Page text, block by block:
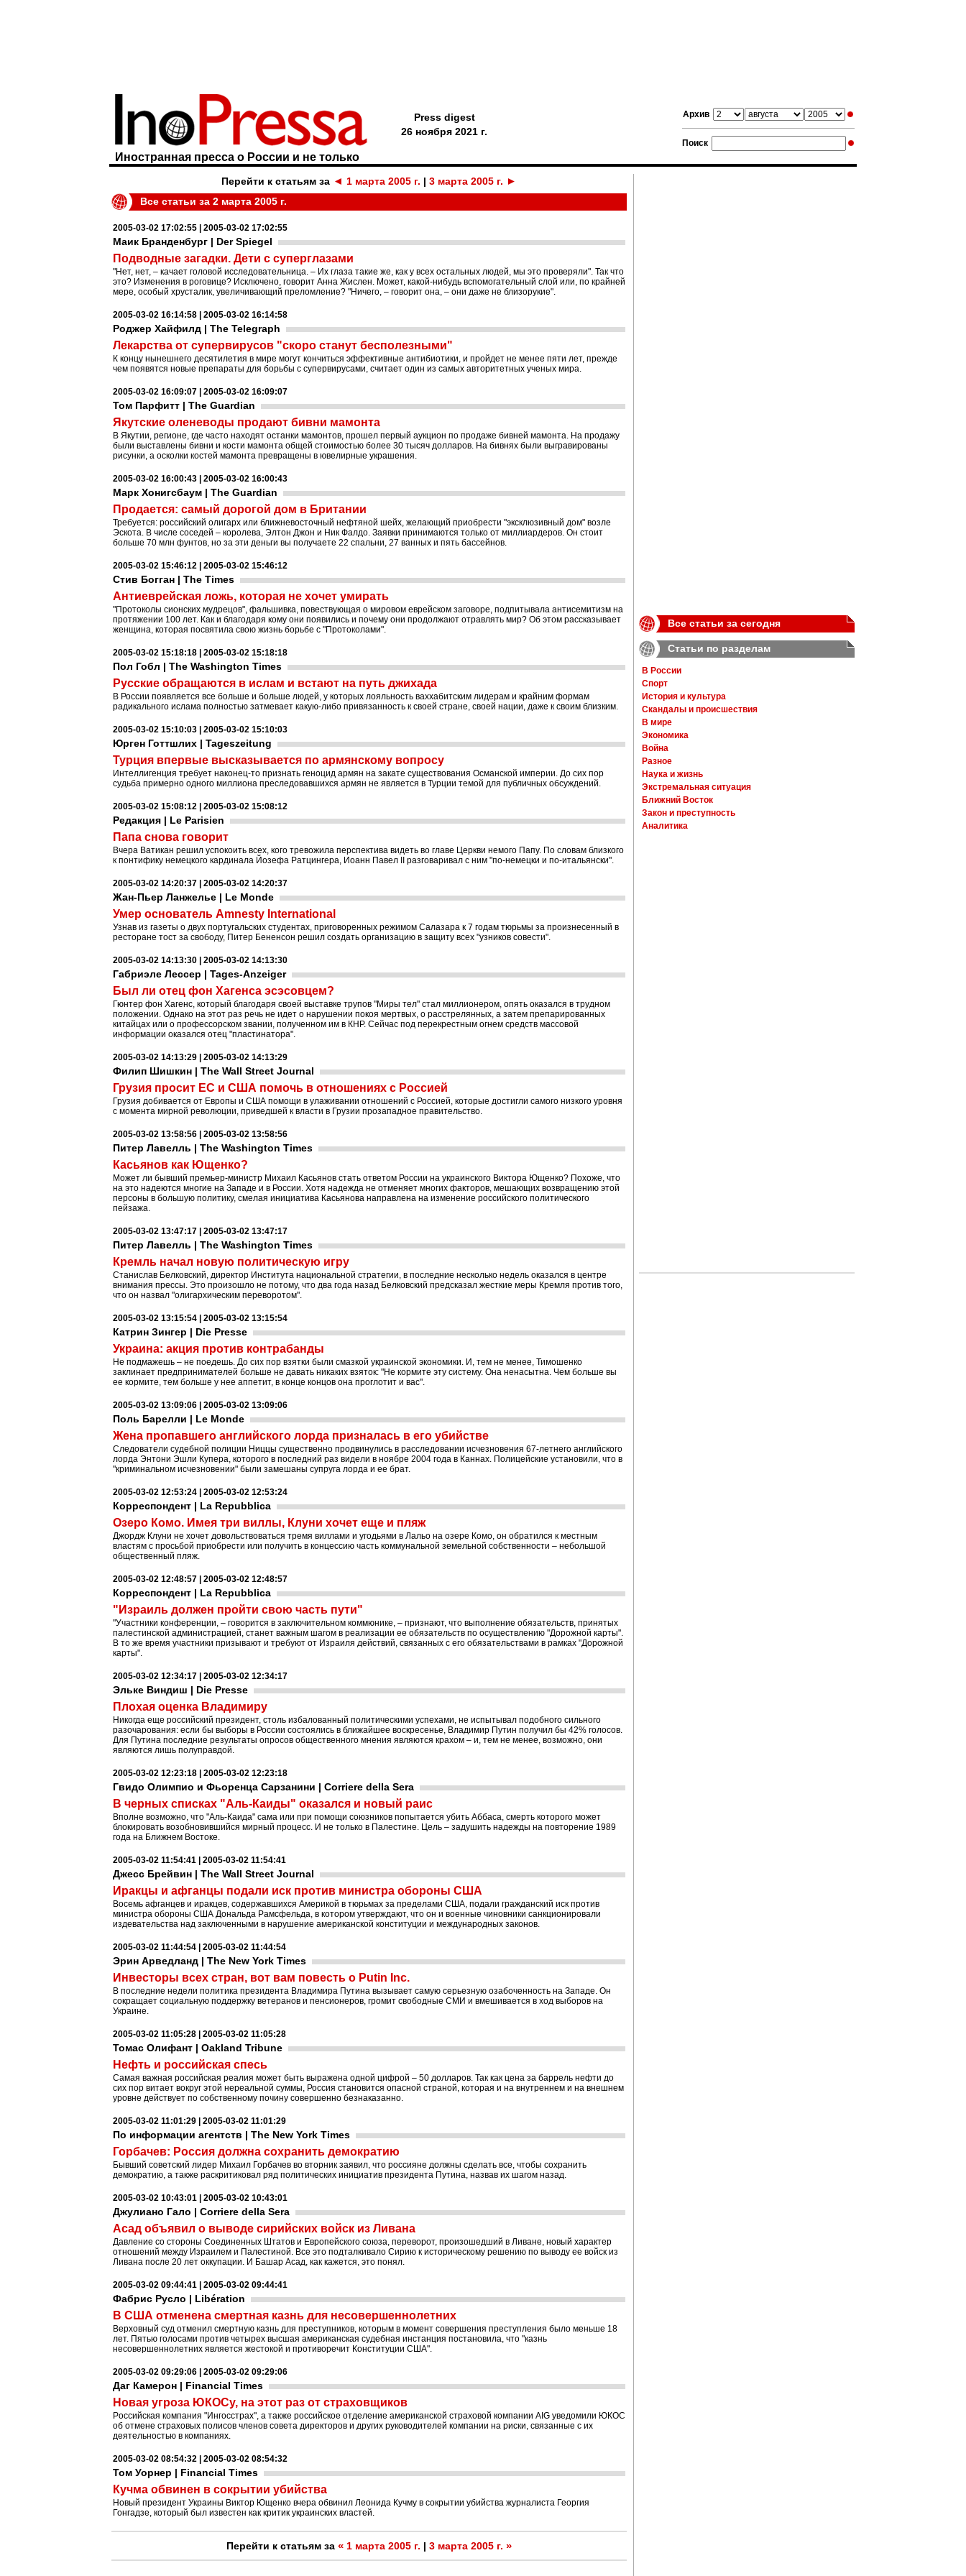
Архив
Поиск
Иностранная пресса о России и не только
Press digest
26 ноября 2021 г.
Перейти к статьям за ◄ 1 марта 2005 г. | 3 марта 2005 г. ►
Все статьи за 2 марта 2005 г.
2005-03-02 17:02:55 | 2005-03-02 17:02:55
Маик Бранденбург | Der Spiegel
Подводные загадки. Дети с суперглазами
"Нет, нет, – качает головой исследовательница. – Их глаза такие же, как у всех остальных людей, мы это проверяли". Так что
это? Изменения в роговице? Исключено, говорит Анна Жислен. Может, какой-нибудь вспомогательный слой или, по крайней
мере, особый хрусталик, увеличивающий преломление? "Ничего, – говорит она, – они даже не близорукие".
2005-03-02 16:14:58 | 2005-03-02 16:14:58
Роджер Хайфилд | The Telegraph
Лекарства от супервирусов "скоро станут бесполезными"
К концу нынешнего десятилетия в мире могут кончиться эффективные антибиотики, и пройдет не менее пяти лет, прежде
чем появятся новые препараты для борьбы с супервирусами, считает один из самых авторитетных ученых мира.
2005-03-02 16:09:07 | 2005-03-02 16:09:07
Том Парфитт | The Guardian
Якутские оленеводы продают бивни мамонта
В Якутии, регионе, где часто находят останки мамонтов, прошел первый аукцион по продаже бивней мамонта. На продажу
были выставлены бивни и кости мамонта общей стоимостью более 30 тысяч долларов. На бивнях были выгравированы
рисунки, а осколки костей мамонта превращены в ювелирные украшения.
2005-03-02 16:00:43 | 2005-03-02 16:00:43
Марк Хонигсбаум | The Guardian
Продается: самый дорогой дом в Британии
Требуется: российский олигарх или ближневосточный нефтяной шейх, желающий приобрести "эксклюзивный дом" возле
Эскота. В числе соседей – королева, Элтон Джон и Ник Фалдо. Заявки принимаются только от миллиардеров. Он стоит
больше 70 млн фунтов, но за эти деньги вы получаете 22 спальни, 27 ванных и пять бассейнов.
2005-03-02 15:46:12 | 2005-03-02 15:46:12
Стив Богган | The Times
Антиеврейская ложь, которая не хочет умирать
"Протоколы сионских мудрецов", фальшивка, повествующая о мировом еврейском заговоре, подпитывала антисемитизм на
протяжении 100 лет. Как и благодаря кому они появились и почему они продолжают отравлять мир? Об этом рассказывает
женщина, которая посвятила свою жизнь борьбе с "Протоколами".
2005-03-02 15:18:18 | 2005-03-02 15:18:18
Пол Гобл | The Washington Times
Русские обращаются в ислам и встают на путь джихада
В России появляется все больше и больше людей, у которых лояльность ваххабитским лидерам и крайним формам
радикального ислама полностью затмевает какую-либо привязанность к своей стране, своей нации, даже к своим близким.
2005-03-02 15:10:03 | 2005-03-02 15:10:03
Юрген Готтшлих | Tageszeitung
Турция впервые высказывается по армянскому вопросу
Интеллигенция требует наконец-то признать геноцид армян на закате существования Османской империи. До сих пор
судьба примерно одного миллиона преследовавшихся армян не является в Турции темой для публичных обсуждений.
2005-03-02 15:08:12 | 2005-03-02 15:08:12
Редакция | Le Parisien
Папа снова говорит
Вчера Ватикан решил успокоить всех, кого тревожила перспектива видеть во главе Церкви немого Папу. По словам близкого
к понтифику немецкого кардинала Йозефа Ратцингера, Иоанн Павел II разговаривал с ним "по-немецки и по-итальянски".
2005-03-02 14:20:37 | 2005-03-02 14:20:37
Жан-Пьер Ланжелье | Le Monde
Умер основатель Amnesty International
Узнав из газеты о двух португальских студентах, приговоренных режимом Салазара к 7 годам тюрьмы за произнесенный в
ресторане тост за свободу, Питер Бененсон решил создать организацию в защиту всех "узников совести".
2005-03-02 14:13:30 | 2005-03-02 14:13:30
Габриэле Лессер | Tages-Anzeiger
Был ли отец фон Хагенса эсэсовцем?
Гюнтер фон Хагенс, который благодаря своей выставке трупов "Миры тел" стал миллионером, опять оказался в трудном
положении. Однако на этот раз речь не идет о нарушении покоя мертвых, о расстрелянных, а затем препарированных
китайцах или о профессорском звании, полученном им в КНР. Сейчас под перекрестным огнем средств массовой
информации оказался отец "пластинатора".
2005-03-02 14:13:29 | 2005-03-02 14:13:29
Филип Шишкин | The Wall Street Journal
Грузия просит ЕС и США помочь в отношениях с Россией
Грузия добивается от Европы и США помощи в улаживании отношений с Россией, которые достигли самого низкого уровня
с момента мирной революции, приведшей к власти в Грузии прозападное правительство.
2005-03-02 13:58:56 | 2005-03-02 13:58:56
Питер Лавелль | The Washington Times
Касьянов как Ющенко?
Может ли бывший премьер-министр Михаил Касьянов стать ответом России на украинского Виктора Ющенко? Похоже, что
на это надеются многие на Западе и в России. Хотя надежда не отменяет многих факторов, мешающих возвращению этой
персоны в большую политику, смелая инициатива Касьянова направлена на изменение российского политического
пейзажа.
2005-03-02 13:47:17 | 2005-03-02 13:47:17
Питер Лавелль | The Washington Times
Кремль начал новую политическую игру
Станислав Белковский, директор Института национальной стратегии, в последние несколько недель оказался в центре
внимания прессы. Это произошло не потому, что два года назад Белковский предсказал жесткие меры Кремля против того,
что он назвал "олигархическим переворотом".
2005-03-02 13:15:54 | 2005-03-02 13:15:54
Катрин Зингер | Die Presse
Украина: акция против контрабанды
Не подмажешь – не поедешь. До сих пор взятки были смазкой украинской экономики. И, тем не менее, Тимошенко
заклинает предпринимателей больше не давать никаких взяток: "Не кормите эту систему. Она ненасытна. Чем больше вы
ее кормите, тем больше у нее аппетит, в конце концов она проглотит и вас".
2005-03-02 13:09:06 | 2005-03-02 13:09:06
Поль Барелли | Le Monde
Жена пропавшего английского лорда призналась в его убийстве
Следователи судебной полиции Ниццы существенно продвинулись в расследовании исчезновения 67-летнего английского
лорда Энтони Эшли Купера, которого в последний раз видели в ноябре 2004 года в Каннах. Полицейские установили, что в
"криминальном исчезновении" были замешаны супруга лорда и ее брат.
2005-03-02 12:53:24 | 2005-03-02 12:53:24
Корреспондент | La Repubblica
Озеро Комо. Имея три виллы, Клуни хочет еще и пляж
Джордж Клуни не хочет довольствоваться тремя виллами и угодьями в Лальо на озере Комо, он обратился к местным
властям с просьбой приобрести или получить в концессию часть коммунальной земельной собственности – небольшой
общественный пляж.
2005-03-02 12:48:57 | 2005-03-02 12:48:57
Корреспондент | La Repubblica
"Израиль должен пройти свою часть пути"
"Участники конференции, – говорится в заключительном коммюнике, – признают, что выполнение обязательств, принятых
палестинской администрацией, станет важным шагом в реализации ее обязательств по осуществлению "Дорожной карты".
В то же время участники призывают и требуют от Израиля действий, связанных с его обязательствами в рамках "Дорожной
карты".
2005-03-02 12:34:17 | 2005-03-02 12:34:17
Эльке Виндиш | Die Presse
Плохая оценка Владимиру
Никогда еще российский президент, столь избалованный политическими успехами, не испытывал подобного сильного
разочарования: если бы выборы в России состоялись в ближайшее воскресенье, Владимир Путин получил бы 42% голосов.
Для Путина последние результаты опросов общественного мнения являются крахом – и, тем не менее, возможно, они
являются лишь полуправдой.
2005-03-02 12:23:18 | 2005-03-02 12:23:18
Гвидо Олимпио и Фьоренца Сарзанини | Corriere della Sera
В черных списках "Аль-Каиды" оказался и новый раис
Вполне возможно, что "Аль-Каида" сама или при помощи союзников попытается убить Аббаса, смерть которого может
блокировать возобновившийся мирный процесс. И не только в Палестине. Цель – задушить надежды на повторение 1989
года на Ближнем Востоке.
2005-03-02 11:54:41 | 2005-03-02 11:54:41
Джесс Брейвин | The Wall Street Journal
Иракцы и афганцы подали иск против министра обороны США
Восемь афганцев и иракцев, содержавшихся Америкой в тюрьмах за пределами США, подали гражданский иск против
министра обороны США Дональда Рамсфельда, в котором утверждают, что он и военные чиновники санкционировали
издевательства над заключенными в нарушение американской конституции и международных законов.
2005-03-02 11:44:54 | 2005-03-02 11:44:54
Эрин Арведланд | The New York Times
Инвесторы всех стран, вот вам повесть о Putin Inc.
В последние недели политика президента Владимира Путина вызывает самую серьезную озабоченность на Западе. Он
сокращает социальную поддержку ветеранов и пенсионеров, громит свободные СМИ и вмешивается в ход выборов на
Украине.
2005-03-02 11:05:28 | 2005-03-02 11:05:28
Томас Олифант | Oakland Tribune
Нефть и российская спесь
Самая важная российская реалия может быть выражена одной цифрой – 50 долларов. Так как цена за баррель нефти до
сих пор витает вокруг этой нереальной суммы, Россия становится опасной страной, которая и на внутреннем и на внешнем
уровне действует по собственному почину совершенно безнаказанно.
2005-03-02 11:01:29 | 2005-03-02 11:01:29
По информации агентств | The New York Times
Горбачев: Россия должна сохранить демократию
Бывший советский лидер Михаил Горбачев во вторник заявил, что россияне должны сделать все, чтобы сохранить
демократию, а также раскритиковал ряд политических инициатив президента Путина, назвав их шагом назад.
2005-03-02 10:43:01 | 2005-03-02 10:43:01
Джулиано Гало | Corriere della Sera
Асад объявил о выводе сирийских войск из Ливана
Давление со стороны Соединенных Штатов и Европейского союза, переворот, произошедший в Ливане, новый характер
отношений между Израилем и Палестиной. Все это подталкивало Сирию к историческому решению по выводу ее войск из
Ливана после 20 лет оккупации. И Башар Асад, как кажется, это понял.
2005-03-02 09:44:41 | 2005-03-02 09:44:41
Фабрис Русло | Libération
В США отменена смертная казнь для несовершеннолетних
Верховный суд отменил смертную казнь для преступников, которым в момент совершения преступления было меньше 18
лет. Пятью голосами против четырех высшая американская судебная инстанция постановила, что "казнь
несовершеннолетних является жестокой и противоречит Конституции США".
2005-03-02 09:29:06 | 2005-03-02 09:29:06
Даг Камерон | Financial Times
Новая угроза ЮКОСу, на этот раз от страховщиков
Pоссийская компания "Ингосстрах", а также российское отделение американской страховой компании AIG уведомили ЮКОС
об отмене страховых полисов членов совета директоров и других руководителей компании на риски, связанные с их
деятельностью в компаниях.
2005-03-02 08:54:32 | 2005-03-02 08:54:32
Том Уорнер | Financial Times
Кучма обвинен в сокрытии убийства
Новый президент Украины Виктор Ющенко вчера обвинил Леонида Кучму в сокрытии убийства журналиста Георгия
Гонгадзе, который был известен как критик украинских властей.
Перейти к статьям за « 1 марта 2005 г. | 3 марта 2005 г. »
Все статьи за сегодня
Статьи по разделам
В России
Спорт
История и культура
Скандалы и происшествия
В мире
Экономика
Война
Разное
Наука и жизнь
Экстремальная ситуация
Ближний Восток
Закон и преступность
Аналитика